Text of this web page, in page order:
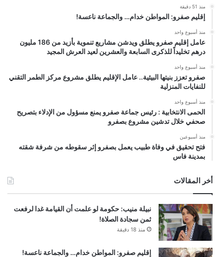
منذ 51 دقيقة
إقليم صفرو: المواطن خدام… والجماعة ناعسة!
منذ أسبوع واحد
عامل إقليم صفرو يطلق ويدشن مشاريع تنموية بأزيد من 186 مليون
درهم تخليداً للذكرى السابعة والعشرين لعيد العرش المجيد
منذ أسبوع واحد
صفرو تعزز بنيتها البيئية.. عامل الإقليم يطلق مشروع مركز الطمر التقني
للنفايات المنزلية
منذ أسبوع واحد
الحمى الانتخابية : رئيس جماعة صفرو يمنع مسؤول من الإدلاء بتصريح
صحفي خلال تدشين مشروع بصفرو
منذ أسبوعين
فتح تحقيق في وفاة طبيب يعمل بصفرو إثر سقوطه من شرفة شقته
بمدينة فاس
أخر المقالات
نبيلة منيب: حكومة لو علمت أن القيامة غدا لرفعت
ثمن سجادة الصلاة!
منذ 18 دقيقة
إقليم صفرو: المواطن خدام… والجماعة ناعسة!